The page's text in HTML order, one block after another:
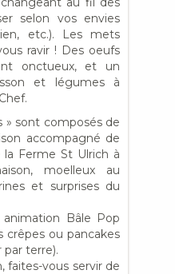
selon vos envies
etc.). Les mets
ravir ! Des oeufs
onctueux, et un
et légumes à
» sont composés de
accompagné de
Ferme St Ulrich à
moelleux au
et surprises du
Bâle Pop
crêpes ou pancakes
terre).
faites-vous servir de